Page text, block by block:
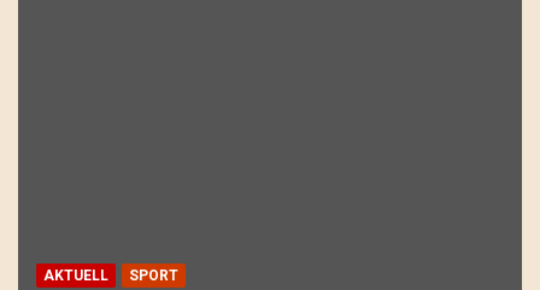
AKTUELL SPORT